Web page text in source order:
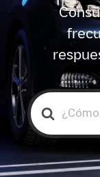
Search
For